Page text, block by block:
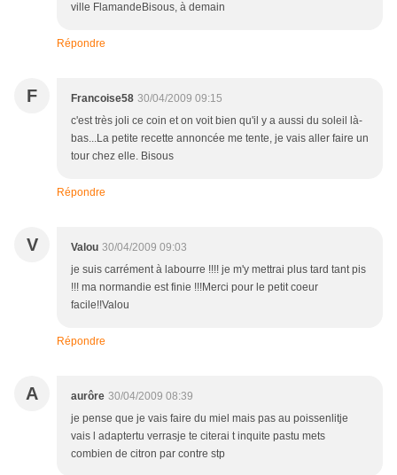
ville FlamandeBisous, à demain
Répondre
F Francoise58 30/04/2009 09:15
c'est très joli ce coin et on voit bien qu'il y a aussi du soleil là-
bas...La petite recette annoncée me tente, je vais aller faire un
tour chez elle. Bisous
Répondre
V Valou 30/04/2009 09:03
je suis carrément à labourre !!!! je m'y mettrai plus tard tant pis
!!! ma normandie est finie !!!Merci pour le petit coeur
facile!!Valou
Répondre
A aurôre 30/04/2009 08:39
je pense que je vais faire du miel mais pas au poissenlitje
vais l adaptertu verrasje te citerai t inquite pastu mets
combien de citron par contre stp